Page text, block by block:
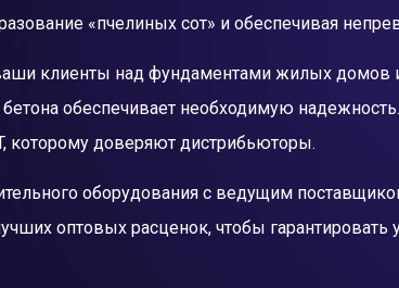
«пчелиных сот» и обеспечивая
клиенты над фундаментами жилых домов
обеспечивает необходимую
которому доверяют дистрибьюторы.
оборудования с ведущим
оптовых расценок, чтобы гарантировать